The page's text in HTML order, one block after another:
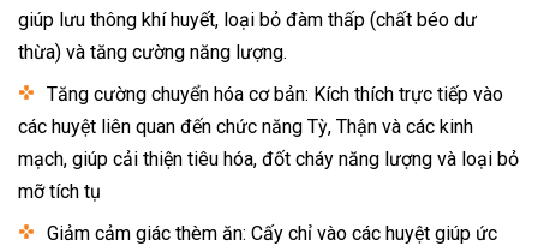
giúp lưu thông khí huyết, loại bỏ đàm thấp (chất béo dư
thừa) và tăng cường năng lượng.
Tăng cường chuyển hóa cơ bản: Kích thích trực tiếp vào
các huyệt liên quan đến chức năng Tỳ, Thận và các kinh
mạch, giúp cải thiện tiêu hóa, đốt cháy năng lượng và loại bỏ
mỡ tích tụ
Giảm cảm giác thèm ăn: Cấy chỉ vào các huyệt giúp ức